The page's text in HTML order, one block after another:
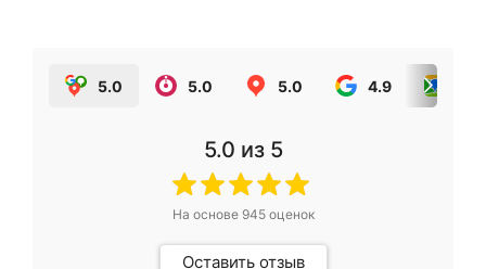
5.0 5.0 5.0 4.9
5.0 из 5
На основе 945оценок
Оставить отзыв